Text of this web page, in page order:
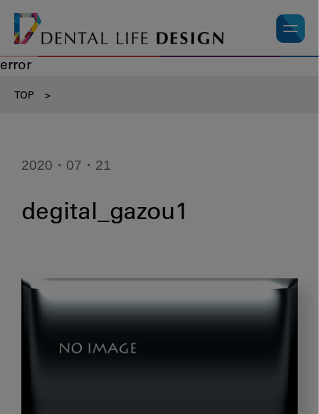
error
TOP >
2020・07・21
degital_gazou1